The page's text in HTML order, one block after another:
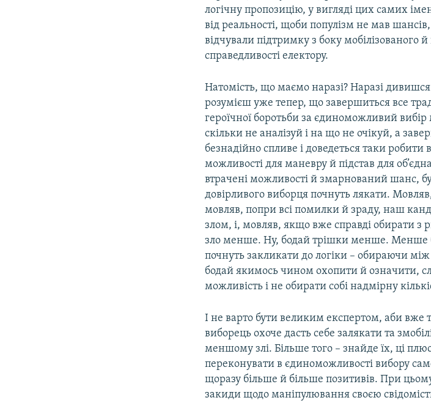
логічну пропозицію, у вигляді цих самих
від реальності, щоби популізм не мав
відчували підтримку з боку мобілізованого
справедливості електору.
Натомість, що маємо наразі? Наразі
розумієш уже тепер, що завершиться все
героїчної боротьби за єдиноможливий
скільки не аналізуй і на що не очікуй, а
безнадійно спливе і доведеться таки
можливості для маневру й підстав для
втрачені можливості й змарнований шанс,
довірливого виборця почнуть лякати.
мовляв, попри всі помилки й зраду, наш
злом, і, мовляв, якщо вже справді обирати з
зло менше. Ну, бодай трішки менше. Менше
почнуть закликати до логіки – обираючи
бодай якимось чином охопити й означити,
можливість і не обирати собі надмірну
І не варто бути великим експертом, аби
виборець охоче дасть себе залякати та
меншому злі. Більше того – знайде їх, ці
переконувати в єдиноможливості вибору
щоразу більше й більше позитивів. При
закиди щодо маніпулювання своєю